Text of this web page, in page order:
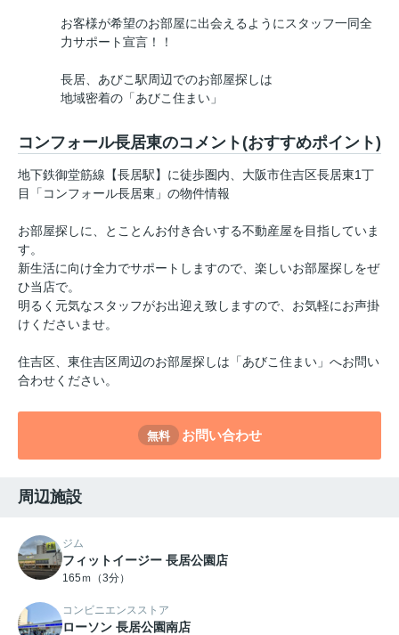
お客様が希望のお部屋に出会えるようにスタッフ一同全
力サポート宣言！！
長居、あびこ駅周辺でのお部屋探しは
地域密着の「あびこ住まい」
コンフォール長居東のコメント(おすすめポイント)
地下鉄御堂筋線【長居駅】に徒歩圏内、大阪市住吉区長居東1丁
目「コンフォール長居東」の物件情報
お部屋探しに、とことんお付き合いする不動産屋を目指していま
す。
新生活に向け全力でサポートしますので、楽しいお部屋探しをぜ
ひ当店で。
明るく元気なスタッフがお出迎え致しますので、お気軽にお声掛
けくださいませ。
住吉区、東住吉区周辺のお部屋探しは「あびこ住まい」へお問い
合わせください。
無料 お問い合わせ
周辺施設
ジム
フィットイージー 長居公園店
165ｍ（3分）
コンビニエンスストア
ローソン 長居公園南店